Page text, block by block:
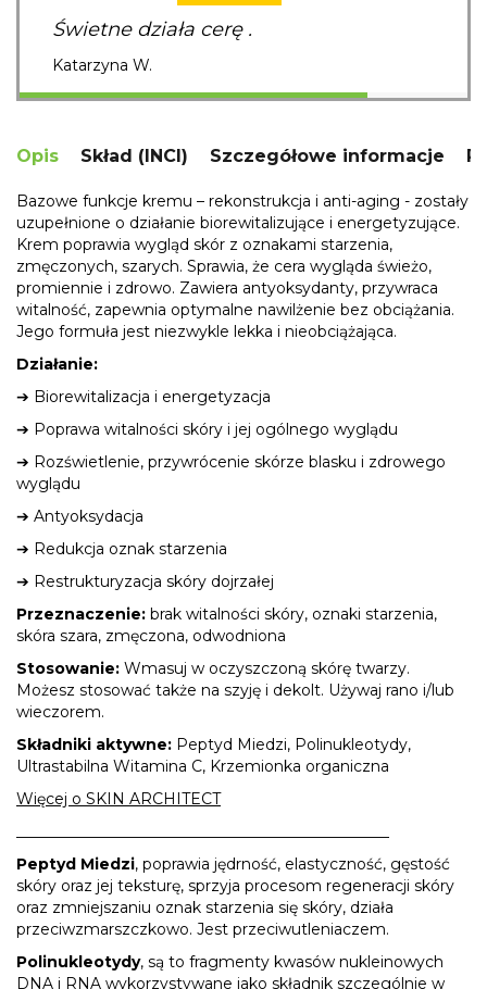
Świetne działa cerę .
Katarzyna W.
Opis Skład (INCI) Szczegółowe informacje
Bazowe funkcje kremu – rekonstrukcja i anti-aging - zostały
uzupełnione o działanie biorewitalizujące i energetyzujące.
Krem poprawia wygląd skór z oznakami starzenia,
zmęczonych, szarych. Sprawia, że cera wygląda świeżo,
promiennie i zdrowo. Zawiera antyoksydanty, przywraca
witalność, zapewnia optymalne nawilżenie bez obciążania.
Jego formuła jest niezwykle lekka i nieobciążająca.
Działanie:
➔ Biorewitalizacja i energetyzacja
➔ Poprawa witalności skóry i jej ogólnego wyglądu
➔ Rozświetlenie, przywrócenie skórze blasku i zdrowego
wyglądu
➔ Antyoksydacja
➔ Redukcja oznak starzenia
➔ Restrukturyzacja skóry dojrzałej
Przeznaczenie: brak witalności skóry, oznaki starzenia,
skóra szara, zmęczona, odwodniona
Stosowanie: Wmasuj w oczyszczoną skórę twarzy.
Możesz stosować także na szyję i dekolt. Używaj rano i/lub
wieczorem.
Składniki aktywne: Peptyd Miedzi, Polinukleotydy,
Ultrastabilna Witamina C, Krzemionka organiczna
Więcej o SKIN ARCHITECT
Peptyd Miedzi, poprawia jędrność, elastyczność, gęstość
skóry oraz jej teksturę, sprzyja procesom regeneracji skóry
oraz zmniejszaniu oznak starzenia się skóry, działa
przeciwzmarszczkowo. Jest przeciwutleniaczem.
Polinukleotydy, są to fragmenty kwasów nukleinowych
DNA i RNA wykorzystywane jako składnik szczególnie w